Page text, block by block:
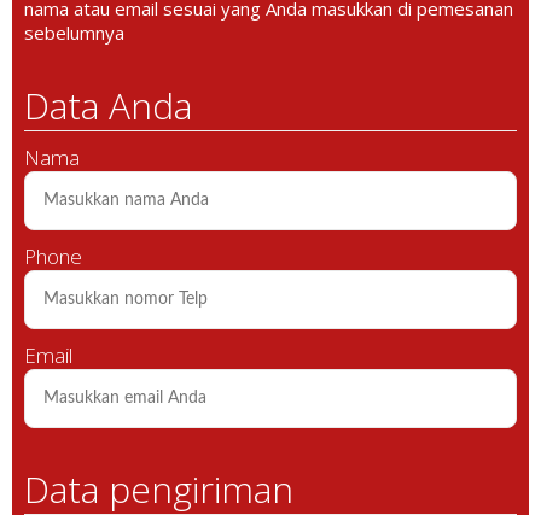
nama atau email sesuai yang Anda masukkan di pemesanan
sebelumnya
Data Anda
Nama
Phone
Email
Data pengiriman